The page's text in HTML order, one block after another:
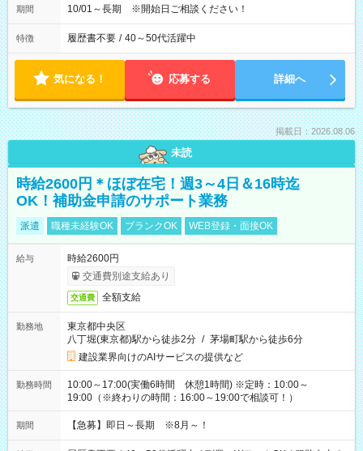
期間 10/01～長期 ※開始日ご相談ください！
特徴 履歴書不要 / 40～50代活躍中
気になる！ 応募する 詳細へ
掲載日：2026.08.06
未読
時給2600円＊ほぼ在宅！週3～4日＆16時迄
OK！補助金申請のサポート業務
派遣 職種未経験OK ブランクOK WEB登録・面接OK
給与
時給2600円
交通費別途支給あり
交通費 全額支給
勤務地
東京都中央区
八丁堀(東京都)駅から徒歩2分 / 茅場町駅から徒歩6分
建設業界向けのAIサービスの提供など
勤務時間
10:00～17:00(実働6時間 休憩1時間) ※定時：10:00～
19:00（※終わりの時間：16:00～19:00で相談可！）
期間 【急募】即日～長期 ※8月～！